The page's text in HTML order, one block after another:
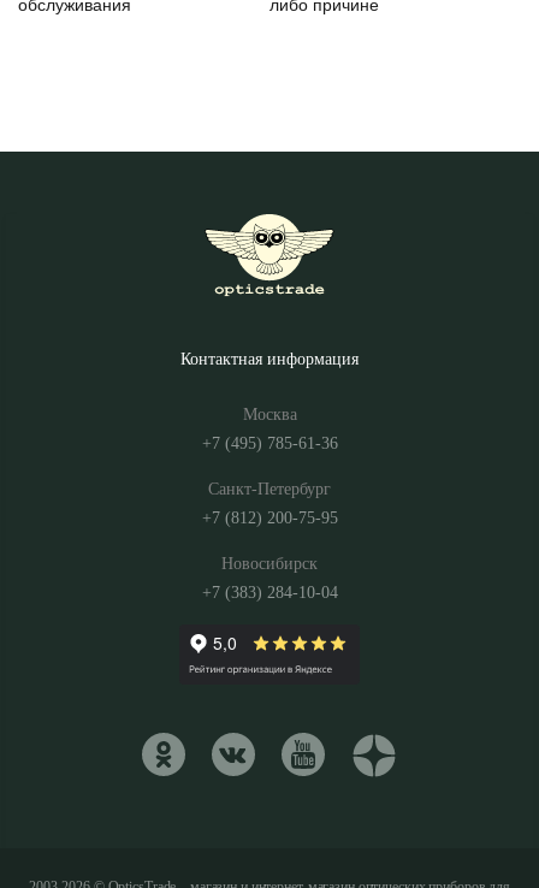
обслуживания
либо причине
Контактная информация
Москва
+7 (495) 785-61-36
Санкт-Петербург
+7 (812) 200-75-95
Новосибирск
+7 (383) 284-10-04